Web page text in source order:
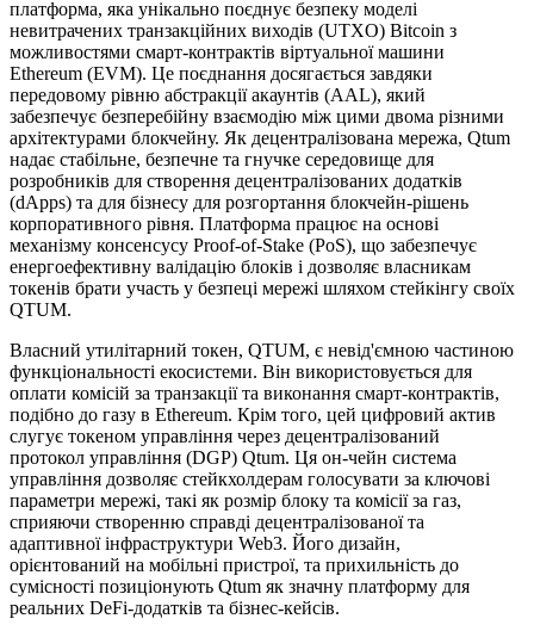
платформа, яка унікально поєднує безпеку моделі
невитрачених транзакційних виходів (UTXO) Bitcoin з
можливостями смарт-контрактів віртуальної машини
Ethereum (EVM). Це поєднання досягається завдяки
передовому рівню абстракції акаунтів (AAL), який
забезпечує безперебійну взаємодію між цими двома різними
архітектурами блокчейну. Як децентралізована мережа, Qtum
надає стабільне, безпечне та гнучке середовище для
розробників для створення децентралізованих додатків
(dApps) та для бізнесу для розгортання блокчейн-рішень
корпоративного рівня. Платформа працює на основі
механізму консенсусу Proof-of-Stake (PoS), що забезпечує
енергоефективну валідацію блоків і дозволяє власникам
токенів брати участь у безпеці мережі шляхом стейкінгу своїх
QTUM.
Власний утилітарний токен, QTUM, є невід'ємною частиною
функціональності екосистеми. Він використовується для
оплати комісій за транзакції та виконання смарт-контрактів,
подібно до газу в Ethereum. Крім того, цей цифровий актив
слугує токеном управління через децентралізований
протокол управління (DGP) Qtum. Ця он-чейн система
управління дозволяє стейкхолдерам голосувати за ключові
параметри мережі, такі як розмір блоку та комісії за газ,
сприяючи створенню справді децентралізованої та
адаптивної інфраструктури Web3. Його дизайн,
орієнтований на мобільні пристрої, та прихильність до
сумісності позиціонують Qtum як значну платформу для
реальних DeFi-додатків та бізнес-кейсів.